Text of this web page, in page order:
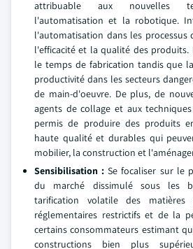
attribuable aux nouvelles
l'automatisation et la robotique.
l'automatisation dans les
l'efficacité et la qualité des
le temps de fabrication tandis que
productivité dans les secteurs
de main-d'oeuvre. De plus, de
agents de collage et aux
permis de produire des produits
haute qualité et durables qui
mobilier, la construction et
Sensibilisation : Se focaliser sur le
du marché dissimulé sous les
tarification volatile des matières
réglementaires restrictifs et de la
certains consommateurs estimant
constructions bien plus